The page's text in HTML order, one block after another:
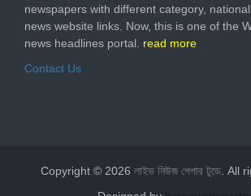
newspapers with different category,
news website links. Now, this is one of the
news headlines portal. read more
Contact Us
Copyright © 2026 লাইভ নিউজ পেপার টুডে. All